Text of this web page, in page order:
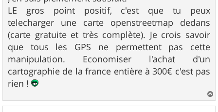
LE gros point positif, c'est que tu peux
telecharger une carte openstreetmap dedans
(carte gratuite et très complète). Je crois savoir
que tous les GPS ne permettent pas cette
manipulation. Economiser l'achat d'un
cartographie de la france entière à 300€ c'est pas
rien !
a